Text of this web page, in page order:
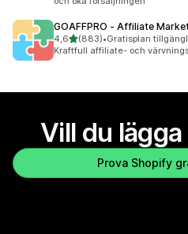
GOAFFPRO ‑ Affiliate
4,6av 5 stjärnor
(883)
883 recensioner totalt
•Gratisplan
Kraftfull affiliate- och
Vill du
Prova Shopify